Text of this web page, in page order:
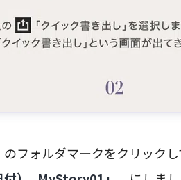
のフォルダマークをクリックし